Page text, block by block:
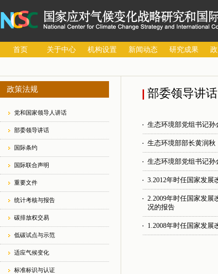
首页 关于中心 机构设置 新闻动态 研究成果
政策法规
党和国家领导人讲话
部委领导讲话
国际条约
国际联合声明
重要文件
统计考核与报告
碳排放权交易
低碳试点与示范
适应气候变化
标准标识与认证
部委领导讲话
生态环境部党组书记
生态环境部部长黄润
生态环境部党组书记
3.2012年时任国家发
2.2009年时任国家发
况的报告
1.2008年时任国家发